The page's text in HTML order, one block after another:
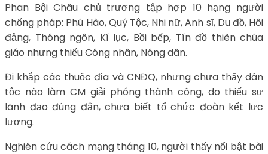
Phan Bội Châu chủ trương tập hợp 10 hạng người
chống pháp: Phú Hào, Quý Tộc, Nhi nữ, Anh sĩ, Du đồ, Hôi
đảng, Thông ngôn, Kí lục, Bồi bếp, Tín đồ thiên chúa
giáo nhưng thiếu Công nhân, Nông dân.
Đi khắp các thuộc địa và CNĐQ, nhưng chưa thấy dân
tộc nào làm CM giải phóng thành công, do thiếu sự
lãnh đạo đúng đắn, chưa biết tổ chức đoàn kết lực
lượng.
Nghiên cứu cách mạng tháng 10, người thấy nổi bật bài